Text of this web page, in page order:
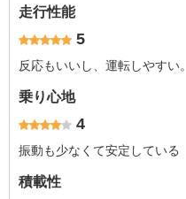
走行性能
5
反応もいいし、運転しやすい。
乗り心地
4
振動も少なくて安定している
積載性